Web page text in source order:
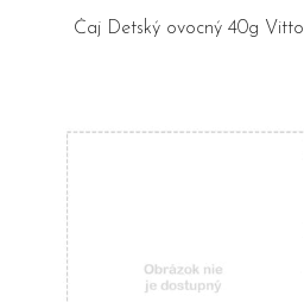
Čaj Detský ovocný 40g Vitto